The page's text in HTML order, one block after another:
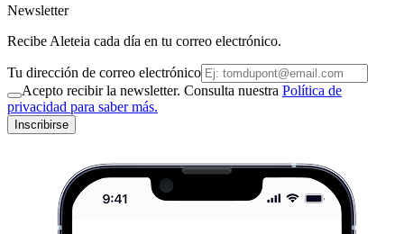
Newsletter
Recibe Aleteia cada día en tu correo electrónico.
Tu dirección de correo electrónico
Acepto recibir la newsletter. Consulta nuestra Política de
privacidad para saber más.
Inscribirse